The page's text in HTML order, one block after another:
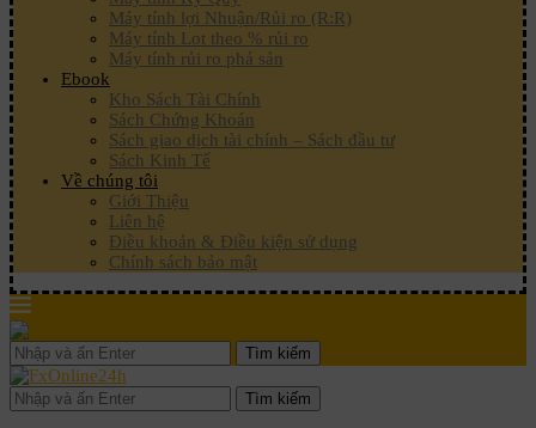
Máy tính lợi Nhuận/Rủi ro (R:R)
Máy tính Lot theo % rủi ro
Máy tính rủi ro phá sản
Ebook
Kho Sách Tài Chính
Sách Chứng Khoán
Sách giao dịch tài chính – Sách đầu tư
Sách Kinh Tế
Về chúng tôi
Giới Thiệu
Liên hệ
Điều khoản & Điều kiện sử dụng
Chính sách bảo mật
Tìm kiếm
Tìm kiếm